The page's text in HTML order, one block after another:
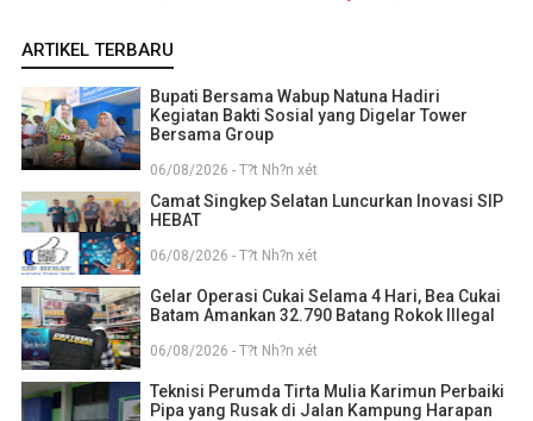
ARTIKEL TERBARU
Bupati Bersama Wabup Natuna Hadiri
Kegiatan Bakti Sosial yang Digelar Tower
Bersama Group
06/08/2026 - T?t Nh?n xét
Camat Singkep Selatan Luncurkan Inovasi SIP
HEBAT
06/08/2026 - T?t Nh?n xét
Gelar Operasi Cukai Selama 4 Hari, Bea Cukai
Batam Amankan 32.790 Batang Rokok Illegal
06/08/2026 - T?t Nh?n xét
Teknisi Perumda Tirta Mulia Karimun Perbaiki
Pipa yang Rusak di Jalan Kampung Harapan